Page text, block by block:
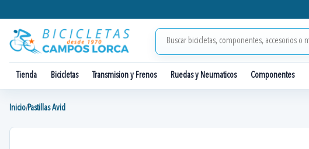
Tienda Bicicletas Transmision y Frenos Ruedas y Neumaticos Componentes
Inicio/Pastillas Avid